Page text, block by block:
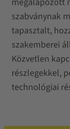
szabványnak
tapasztalt,
szakemberei
Közvetlen
részlegekkel,
technológiai